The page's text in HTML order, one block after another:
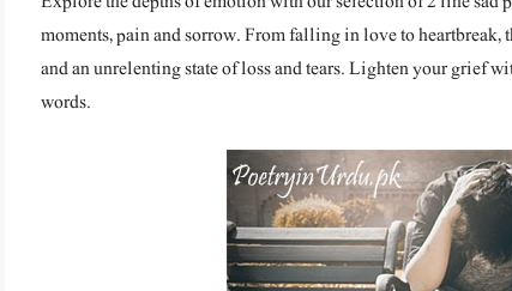
moments, pain and sorrow. From falling in love to heartbreak,
and an unrelenting state of loss and tears. Lighten your grief
words.